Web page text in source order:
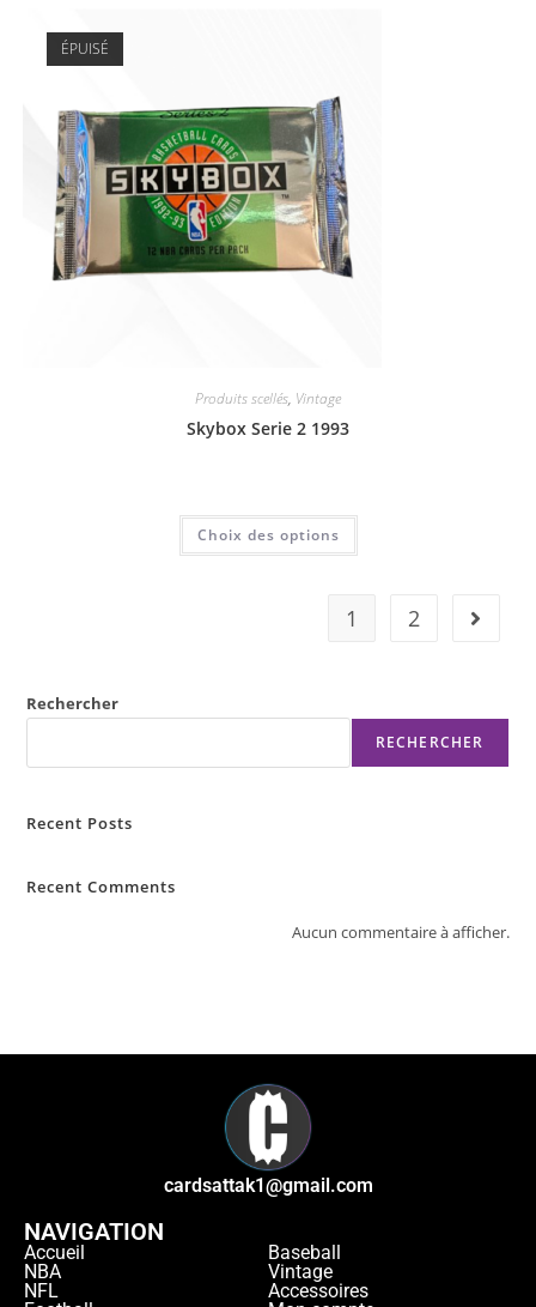
ÉPUISÉ
Produits scellés, Vintage
Skybox Serie 2 1993
Choix des options
1 2
Rechercher
RECHERCHER
Recent Posts
Recent Comments
Aucun commentaire à afficher.
cardsattak1@gmail.com
NAVIGATION
Accueil
NBA
NFL
Baseball
Vintage
Accessoires